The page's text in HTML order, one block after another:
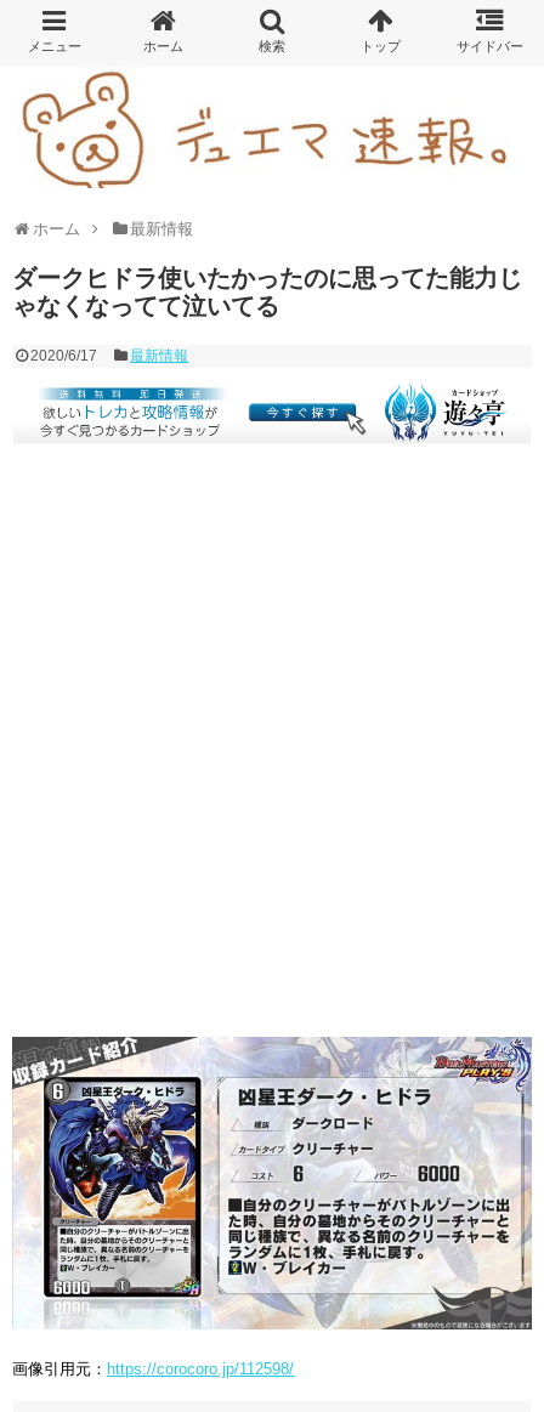
ホーム 最新情報
ダークヒドラ使いたかったのに思ってた能力じ
ゃなくなってて泣いてる
2020/6/17 最新情報
画像引用元： https://corocoro.jp/112598/